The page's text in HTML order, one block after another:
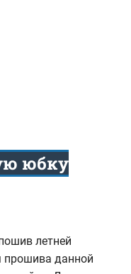
юбку
летней
прошива данной